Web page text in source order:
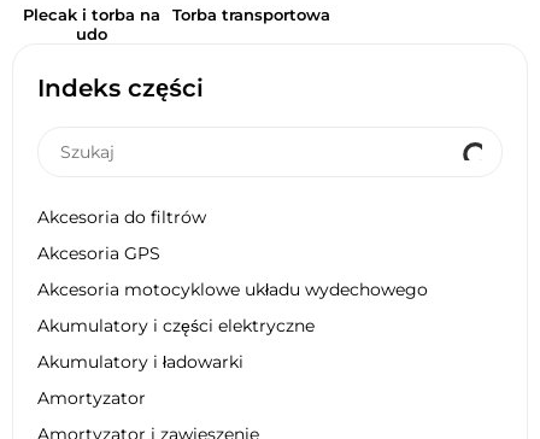
Indeks części
Akcesoria do filtrów
Akcesoria GPS
Akcesoria motocyklowe układu wydechowego
Akumulatory i części elektryczne
Akumulatory i ładowarki
Amortyzator
Amortyzator i zawieszenie
Plecak i torba na
udo
Torba transportowa